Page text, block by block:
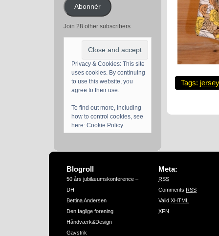
adresseAbonnér
Join 28 other subscribers
Privacy & Cookies: This site
uses cookies. By continuing
to use this website, you
agree to their use.
To find out more, including
how to control cookies, see
here: Cookie Policy
Tags:
Blogroll
50 års jubilæumskonference –
DH
Bettina Andersen
Den faglige forening
Håndværk&Design
Gavstrik
Meta:
RSS
Comments RSS
Valid XHTML
XFN